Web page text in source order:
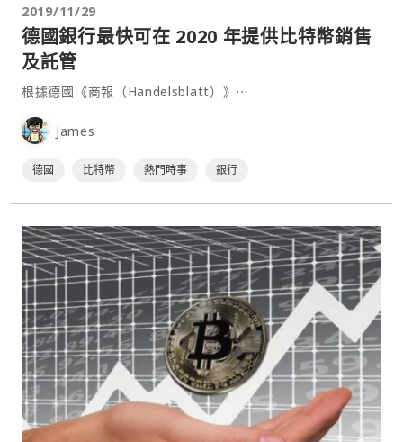
2019/11/29
德國銀行最快可在 2020 年提供比特幣銷售
及託管
根據德國《商報（Handelsblatt）》⋯
James
德國 比特幣 熱門時事 銀行